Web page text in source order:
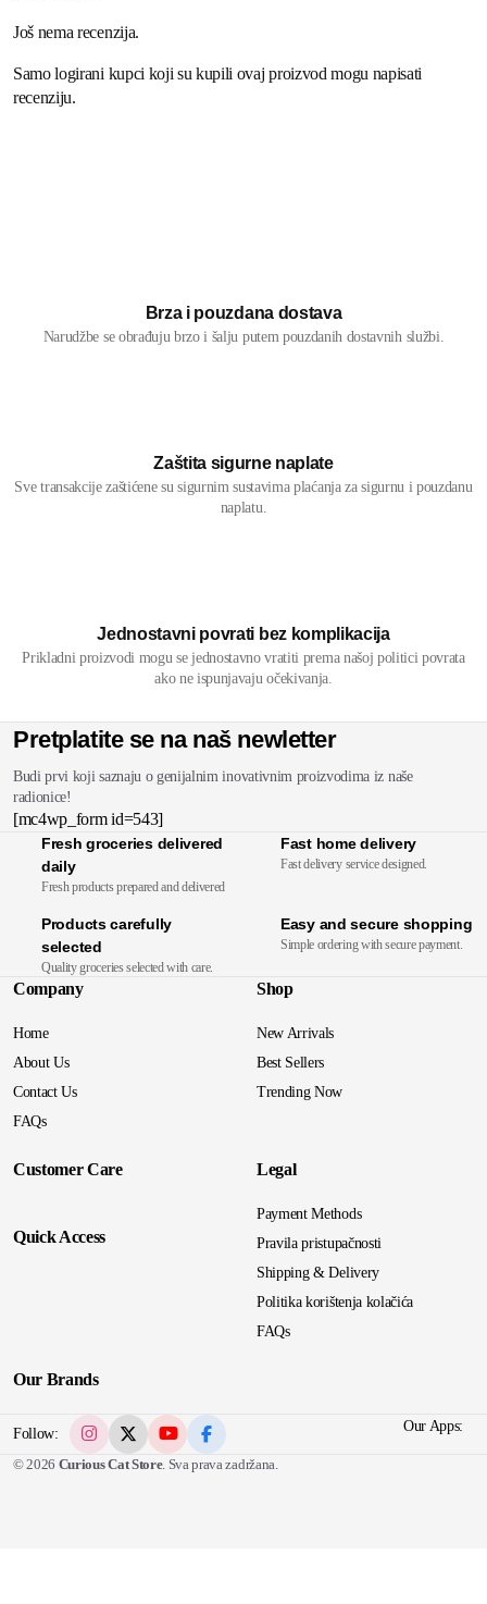
Još nema recenzija.
Samo logirani kupci koji su kupili ovaj proizvod mogu napisati
recenziju.
Brza i pouzdana dostava
Narudžbe se obrađuju brzo i šalju putem pouzdanih dostavnih službi.
Zaštita sigurne naplate
Sve transakcije zaštićene su sigurnim sustavima plaćanja za sigurnu i pouzdanu
naplatu.
Jednostavni povrati bez komplikacija
Prikladni proizvodi mogu se jednostavno vratiti prema našoj politici povrata
ako ne ispunjavaju očekivanja.
Pretplatite se na naš newletter
Budi prvi koji saznaju o genijalnim inovativnim proizvodima iz naše
radionice!
[mc4wp_form id=543]
Fresh groceries delivered
daily
Fresh products prepared and delivered
Fast home delivery
Fast delivery service designed.
Products carefully
selected
Quality groceries selected with care.
Easy and secure shopping
Simple ordering with secure payment.
Company
Home
About Us
Contact Us
FAQs
Shop
New Arrivals
Best Sellers
Trending Now
Customer Care
Quick Access
Legal
Payment Methods
Pravila pristupačnosti
Shipping & Delivery
Politika korištenja kolačića
FAQs
Our Brands
Follow: Our Apps:
© 2026 Curious Cat Store. Sva prava zadržana.